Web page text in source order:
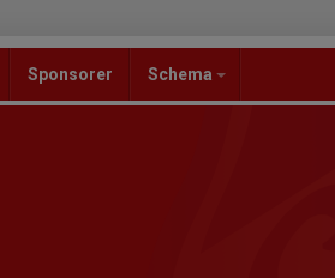
Sponsorer Schema